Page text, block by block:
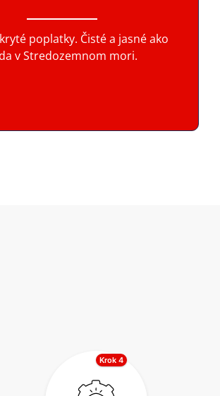
poplatky. Čisté a jasné ako
v Stredozemnom mori.
Krok 4